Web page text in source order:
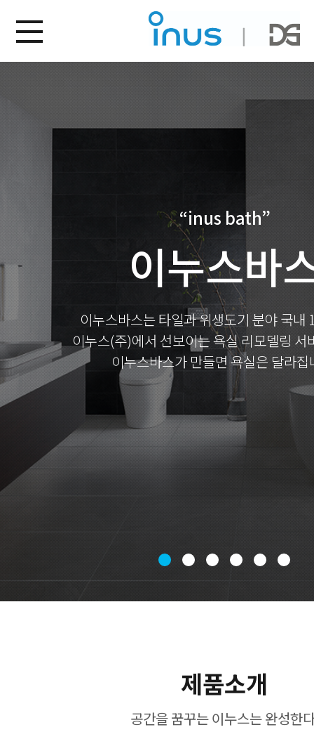
“inus bath”
이누스바
이누스바스는 타일과 위생도기 분야 국내
이누스(주)에서 선보이는 욕실 리모델링 서
이누스바스가 만들면 욕실은 달라집
제품소개
공간을 꿈꾸는 이누스는 완성한